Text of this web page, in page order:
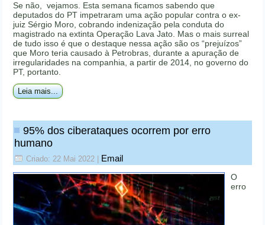
Se não, vejamos. Esta semana ficamos sabendo que
deputados do PT impetraram uma ação popular contra o ex-
juiz Sérgio Moro, cobrando indenização pela conduta do
magistrado na extinta Operação Lava Jato. Mas o mais surreal
de tudo isso é que o destaque nessa ação são os “prejuízos”
que Moro teria causado à Petrobras, durante a apuração de
irregularidades na companhia, a partir de 2014, no governo do
PT, portanto.
Leia mais...
95% dos ciberataques ocorrem por erro
humano
Criado: 22 Mai 2022 Email
O
erro